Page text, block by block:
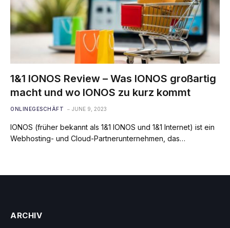
1&1 IONOS Review – Was IONOS großartig
macht und wo IONOS zu kurz kommt
ONLINEGESCHÄFT JUNE 9, 2023
IONOS (früher bekannt als 1&1 IONOS und 1&1 Internet) ist ein
Webhosting- und Cloud-Partnerunternehmen, das…
ARCHIV